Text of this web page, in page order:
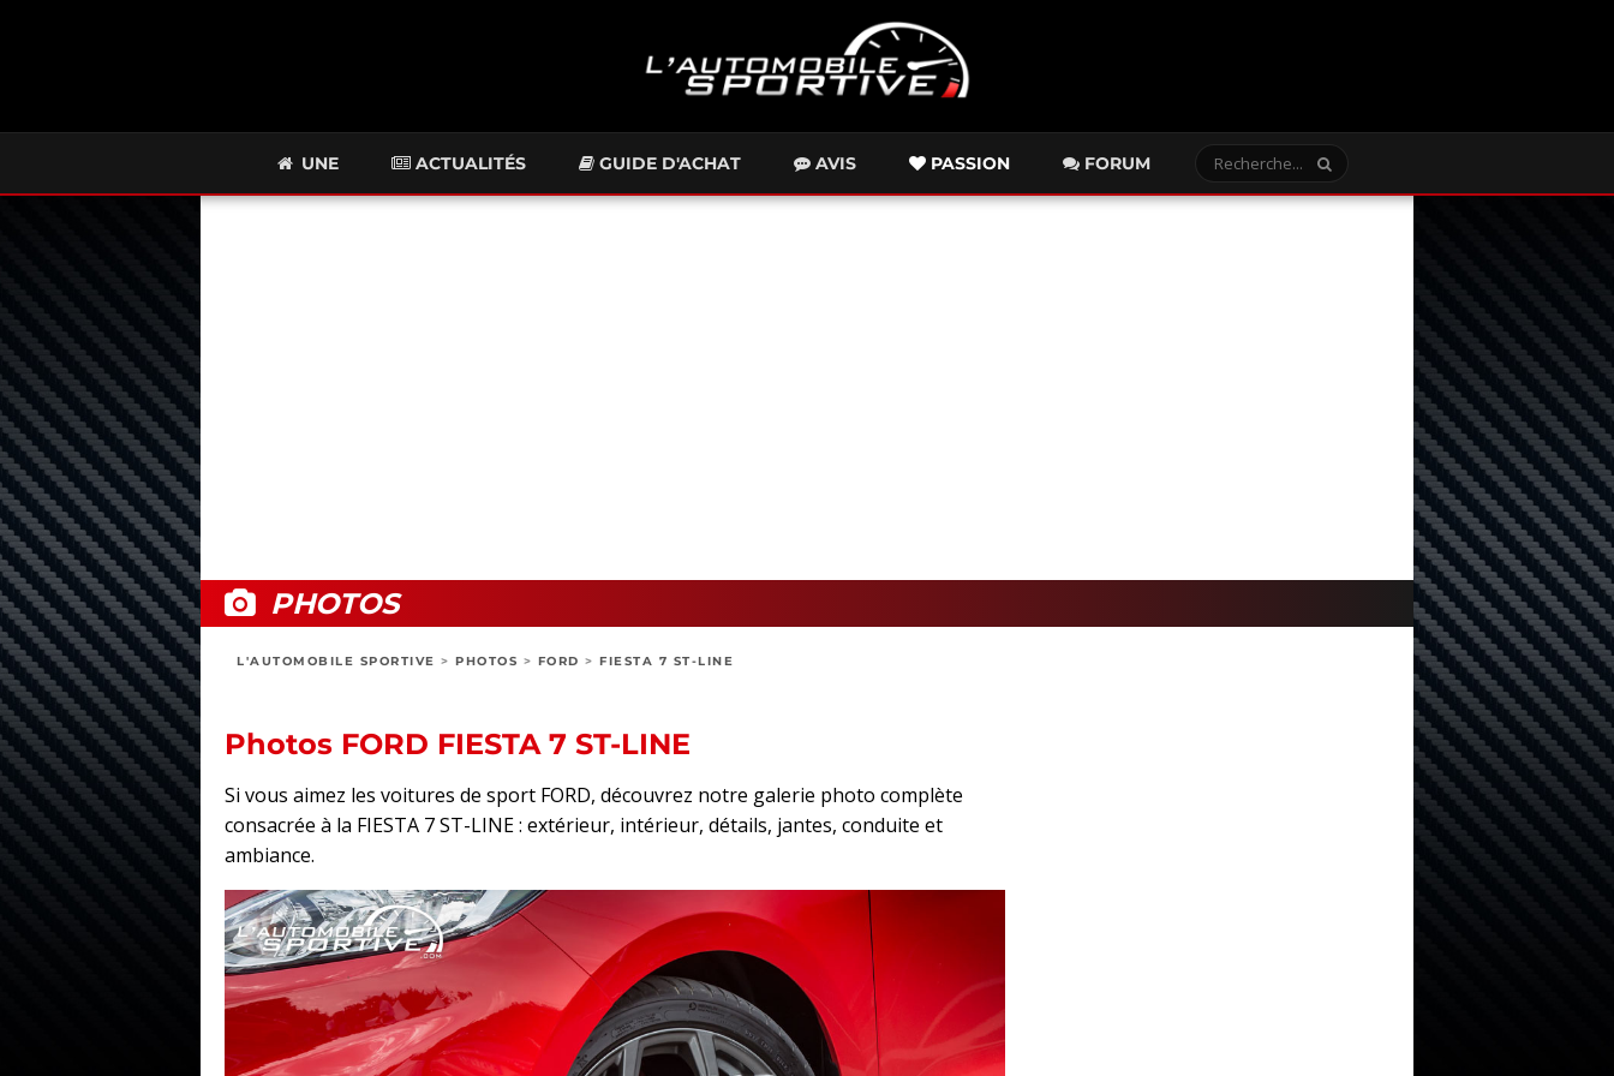
UNE ACTUALITÉS GUIDE D'ACHAT AVIS PASSION FORUM
PHOTOS
L'AUTOMOBILE SPORTIVE > PHOTOS > FORD > FIESTA 7 ST-LINE
Photos FORD FIESTA 7 ST-LINE
Si vous aimez les voitures de sport FORD, découvrez notre galerie photo complète
consacrée à la FIESTA 7 ST-LINE : extérieur, intérieur, détails, jantes, conduite et
ambiance.